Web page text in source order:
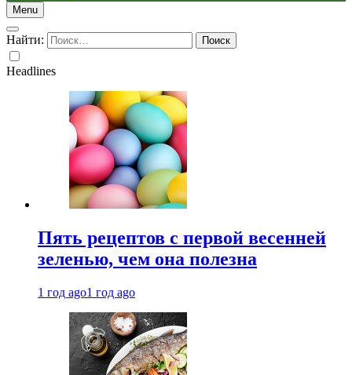
Menu
Найти:
Headlines
Пять рецептов с первой весенней
зеленью, чем она полезна
1 год ago1 год ago